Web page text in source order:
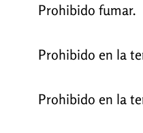
Prohibido fumar.
Prohibido en la
Prohibido en la